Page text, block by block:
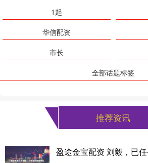
1起
华信配资
市长
全部话题标签
推荐资讯
盈途金宝配资 刘毅，已